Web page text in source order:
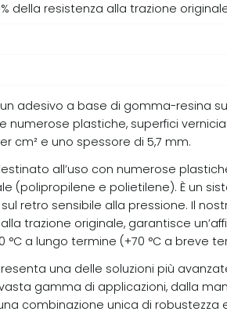
della resistenza alla trazione
un adesivo a base di gomma-resina
plastiche, superfici
cm² e uno spessore di 5,7 mm.
all’uso con numerose
e polietilene). È un
retro sensibile alla pressione. Il
trazione originale, garantisce
a lungo termine (+70 °C a breve
una delle soluzioni più
gamma di applicazioni, dalla
combinazione unica di